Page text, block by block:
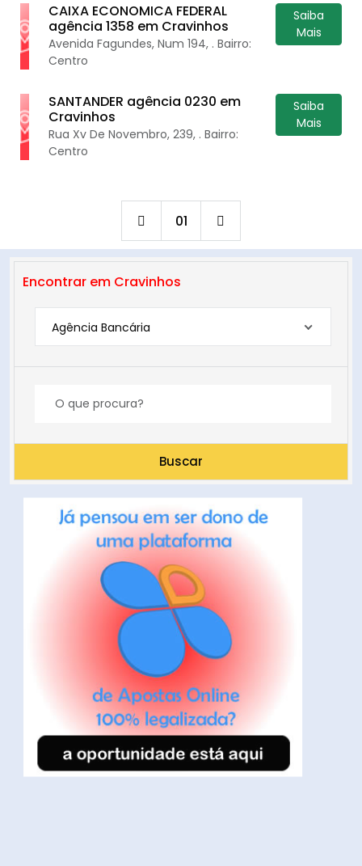
CAIXA ECONOMICA FEDERAL
agência 1358 em Cravinhos
Avenida Fagundes, Num 194, . Bairro:
Centro
Saiba
Mais
SANTANDER agência 0230 em
Cravinhos
Rua Xv De Novembro, 239, . Bairro:
Centro
Saiba
Mais
01
Encontrar em Cravinhos
Agência Bancária
Buscar